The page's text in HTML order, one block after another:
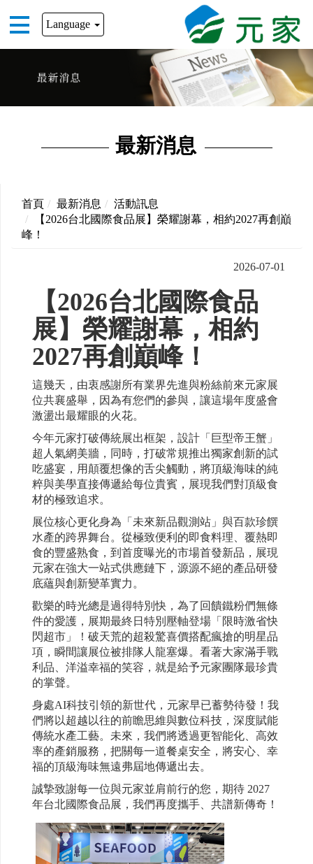
Language
最新消息
首頁 最新消息
活動訊息
【2026台北國際食品展】榮耀謝幕，相約2027再創巔
峰！
2026-07-01
【2026台北國際食品
展】榮耀謝幕，相約
2027再創巔峰！
這幾天，由衷感謝所有業界先進與粉絲前來元家展
位共襄盛舉，因為有您們的參與，讓這場年度盛會
激盪出最耀眼的火花。
今年元家打破傳統展出框架，設計「巨型帝王蟹」
超人氣網美牆，同時，打破常規推出獨家創新的試
吃盛宴，用顛覆想像的舌尖觸動，將頂級海味的純
粹與美學直接傳遞給每位貴賓，展現我們對頂級食
材的極致追求。
展位核心更化身為「未來新品觀測站」與百款珍饌
水產的跨界舞台。從極致便利的即食料理、覆熱即
食的豐盛熟食，到首度曝光的市場首發新品，展現
元家在強大一站式供應鏈下，源源不絕的產品研發
底蘊與創新變革實力。
歡樂的時光總是過得特別快，為了回饋鐵粉們無條
件的愛護，展期最終日特別壓軸登場「限時激省快
閃超市」！破天荒的超殺驚喜價搭配瘋搶的明星品
項，瞬間讓展位被排隊人龍塞爆。看著大家滿手戰
利品、洋溢幸福的笑容，就是給予元家團隊最珍貴
的掌聲。
身處AI科技引領的新世代，元家早已蓄勢待發！我
們將以超越以往的前瞻思維與數位科技，深度賦能
傳統水產工藝。未來，我們將透過更智能化、高效
率的產銷服務，把關每一道餐桌安全，將安心、幸
福的頂級海味無遠弗屆地傳遞出去。
誠摯致謝每一位與元家並肩前行的您，期待 2027
年台北國際食品展，我們再度攜手、共譜新傳奇！